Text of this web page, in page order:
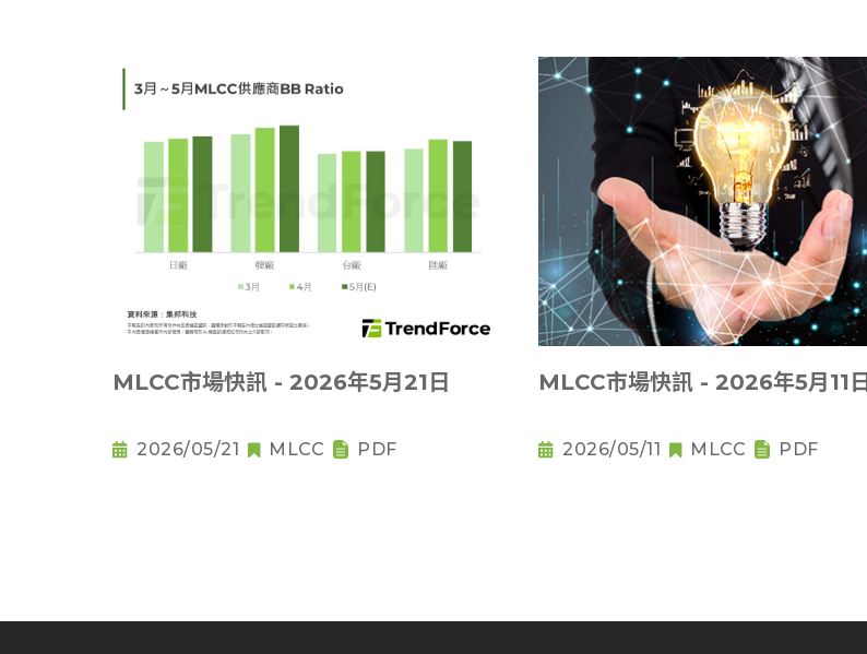
MLCC市場快訊 - 2026年5月21日
2026/05/21 MLCC PDF
MLCC市場快訊 - 2026年5月11日
2026/05/11 MLCC PDF